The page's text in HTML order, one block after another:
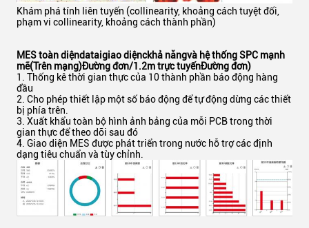
Khám phá tính liên tuyến (collinearity, khoảng cách tuyệt đối,
phạm vi collinearity, khoảng cách thành phần)
MES toàn diệndataigiao diệnckhả năngvà hệ thống SPC mạnh
mẽ(Trên mạng)Đường đơn/1.2m trực tuyếnĐường đơn)
1. Thống kê thời gian thực của 10 thành phần báo động hàng
đầu
2. Cho phép thiết lập một số báo động để tự động dừng các thiết
bị phía trên.
3. Xuất khẩu toàn bộ hình ảnh bảng của mỗi PCB trong thời
gian thực để theo dõi sau đó
4. Giao diện MES được phát triển trong nước hỗ trợ các định
dạng tiêu chuẩn và tùy chỉnh.